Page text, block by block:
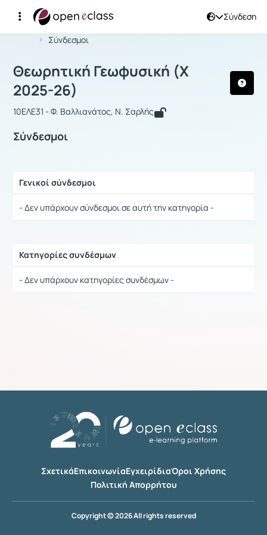
Σύνδεση
Αρχική Σελίδα
Σύνδεσμοι
Μάθημα : Θεωρητική Γεωφυσική
Θεωρητική Γεωφυσική (Χ
2025-26)
10EΛΕ31 - Φ. Βαλλιανάτος, Ν. Σαρλής
Σύνδεσμοι
Γενικοί σύνδεσμοι
- Δεν υπάρχουν σύνδεσμοι σε αυτή την κατηγορία -
Κατηγορίες συνδέσμων
- Δεν υπάρχουν κατηγορίες συνδέσμων -
ΣχετικάΕπικοινωνίαΕγχειρίδιαΌροι Χρήσης
Πολιτική Απορρήτου
Copyright © 2026 All rights reserved